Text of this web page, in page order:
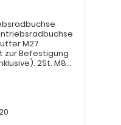
M27
zur Befestigung
2St. M8
DIN 912